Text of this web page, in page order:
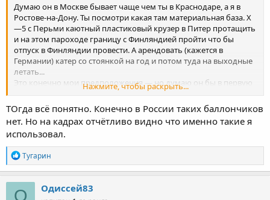
Думаю он в Москве бывает чаще чем ты в Краснодаре, а я в
Ростове-на-Дону. Ты посмотри какая там материальная база. Х
—5 с Перьми каютный пластиковый крузер в Питер протащить
и на этом пароходе границу с Финляндией пройти что бы
отпуск в Финляндии провести. А арендовать (кажется в
Германии) катер со стоянкой на год и потом туда на выходные
летать...
Это конечно мои предположения — но думаю он бы в первую
очередь узнал бы о наличии газовых балончиков в России.
Ради интереса посмотрю тот разьем и зайду посмотрю есть ли
они в Экспедиции... если что — приятно миллионера будет
носом ткнуть....
Нажмите, чтобы раскрыть...
ТОгда всё понятно. Конечно в России таких баллончиков
нет. Но на кадрах отчётливо видно что именно такие я
использовал.
Р
е
а
к
ц
Тугарин
О Одиссей83